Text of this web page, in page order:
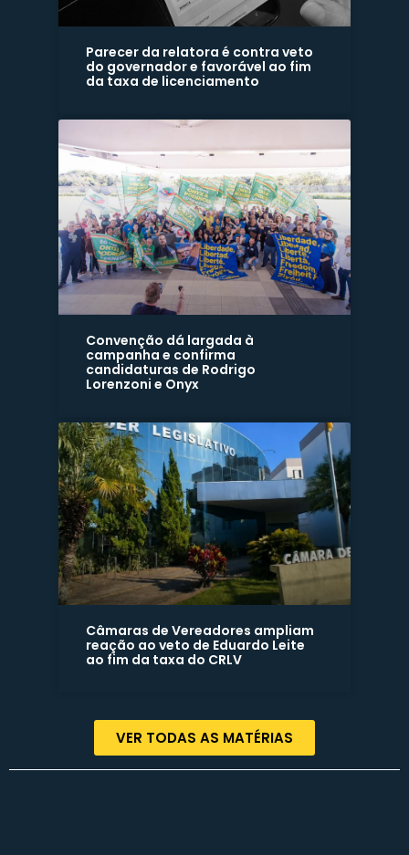
Parecer da relatora é contra veto
do governador e favorável ao fim
da taxa de licenciamento
Convenção dá largada à
campanha e confirma
candidaturas de Rodrigo
Lorenzoni e Onyx
Câmaras de Vereadores ampliam
reação ao veto de Eduardo Leite
ao fim da taxa do CRLV
VER TODAS AS MATÉRIAS